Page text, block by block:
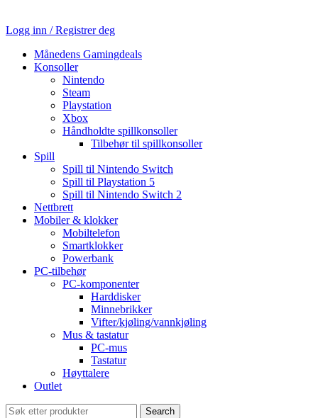
Logg inn / Registrer deg
Månedens Gamingdeals
Konsoller
Nintendo
Steam
Playstation
Xbox
Håndholdte spillkonsoller
Tilbehør til spillkonsoller
Spill
Spill til Nintendo Switch
Spill til Playstation 5
Spill til Nintendo Switch 2
Nettbrett
Mobiler & klokker
Mobiltelefon
Smartklokker
Powerbank
PC-tilbehør
PC-komponenter
Harddisker
Minnebrikker
Vifter/kjøling/vannkjøling
Mus & tastatur
PC-mus
Tastatur
Høyttalere
Outlet
Search